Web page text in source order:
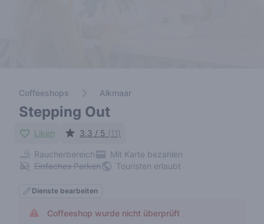
Coffeeshops Alkmaar
Stepping Out
Liken 3.3 / 5 (11)
Raucherbereich
Mit Karte bezahlen
Einfaches Parken
Touristen erlaubt
Dienste bearbeiten
Coffeeshop wurde nicht überprüft